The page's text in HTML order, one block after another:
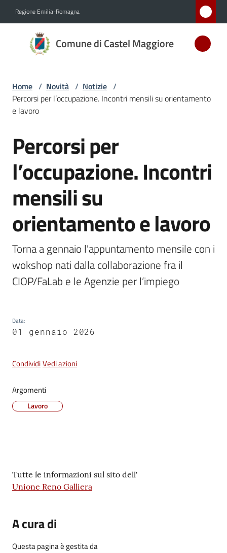
Regione Emilia-Romagna
Comune di Castel Maggiore
Comune
di Castel
D'ARGENTO
AL MERITO
CIVILE
Amministrazione
Menu selezionato
Servizi
Castel
Maggiore
Amministrazione
Albo
Tutti
Seguici
su
Home / Novità / Notizie /
Percorsi per l’occupazione. Incontri mensili su orientamento
e lavoro
Salta al contenuto
Percorsi per
l’occupazione. Incontri
mensili su
orientamento e lavoro
Torna a gennaio l'appuntamento mensile con i
wokshop nati dalla collaborazione fra il
CIOP/FaLab e le Agenzie per l’impiego
Data:
01 gennaio 2026
CondividiVedi azioni
Argomenti
Lavoro
Contenuto
Tutte le informazioni sul sito dell'
Unione Reno Galliera
A cura di
Questa pagina è gestita da